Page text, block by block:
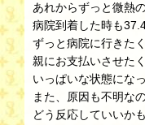
あれからずっと微熱
病院到着した時も
ずっと病院に行きた
親にお支払いさせた
いっぱいな状態にな
また、原因も不明なの
どう反応していいか